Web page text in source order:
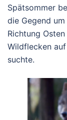
Spätsommer
die Gegend
Richtung
Wildflecken
suchte.